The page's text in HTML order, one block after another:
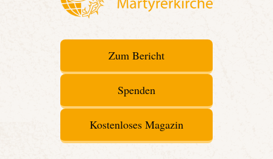
Zum Bericht
Spenden
Kostenloses Magazin